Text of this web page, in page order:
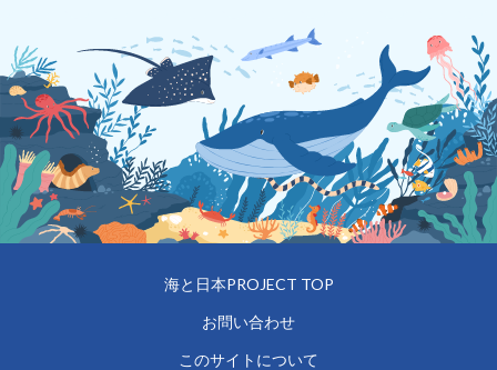
海と日本PROJECT TOP
お問い合わせ
このサイトについて